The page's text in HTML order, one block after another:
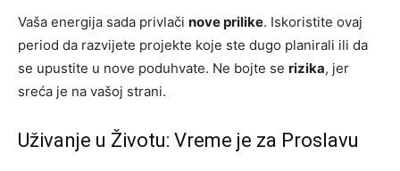
Vaša energija sada privlači nove prilike. Iskoristite ovaj
period da razvijete projekte koje ste dugo planirali ili da
se upustite u nove poduhvate. Ne bojte se rizika, jer
sreća je na vašoj strani.
Uživanje u Životu: Vreme je za Proslavu